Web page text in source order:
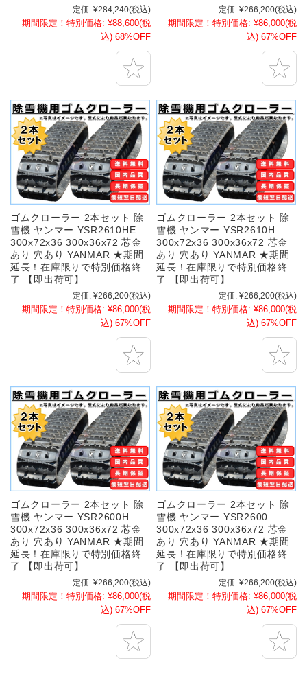
定価: ¥284,240(税込)
期間限定！特別価格: ¥88,600(税
込) 68%OFF
定価: ¥266,200(税込)
期間限定！特別価格: ¥86,000(税
込) 67%OFF
ゴムクローラー 2本セット 除
雪機 ヤンマー YSR2610HE
300x72x36 300x36x72 芯金
あり 穴あり YANMAR ★期間
延長！在庫限りで特別価格終
了 【即出荷可】
定価: ¥266,200(税込)
期間限定！特別価格: ¥86,000(税
込) 67%OFF
ゴムクローラー 2本セット 除
雪機 ヤンマー YSR2610H
300x72x36 300x36x72 芯金
あり 穴あり YANMAR ★期間
延長！在庫限りで特別価格終
了 【即出荷可】
定価: ¥266,200(税込)
期間限定！特別価格: ¥86,000(税
込) 67%OFF
ゴムクローラー 2本セット 除
雪機 ヤンマー YSR2600H
300x72x36 300x36x72 芯金
あり 穴あり YANMAR ★期間
延長！在庫限りで特別価格終
了 【即出荷可】
定価: ¥266,200(税込)
期間限定！特別価格: ¥86,000(税
込) 67%OFF
ゴムクローラー 2本セット 除
雪機 ヤンマー YSR2600
300x72x36 300x36x72 芯金
あり 穴あり YANMAR ★期間
延長！在庫限りで特別価格終
了 【即出荷可】
定価: ¥266,200(税込)
期間限定！特別価格: ¥86,000(税
込) 67%OFF